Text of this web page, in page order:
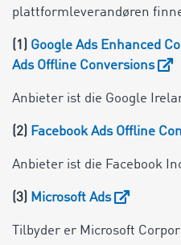
plattformleverandøren
(1) Google Ads Enhanced
Ads Offline Conversions
Anbieter ist die Google
(2) Facebook Ads Offline
Anbieter ist die Facebook
(3) Microsoft Ads
Tilbyder er Microsoft